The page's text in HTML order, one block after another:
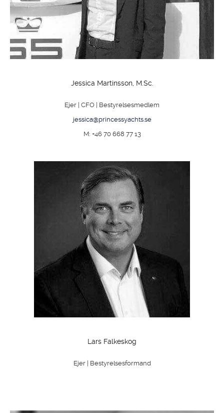
Jessica Martinsson, M.Sc.
Ejer | CFO | Bestyrelsesmedlem
jessica@princessyachts.se
M: +46 70 668 77 13
Lars Falkeskog
Ejer | Bestyrelsesformand